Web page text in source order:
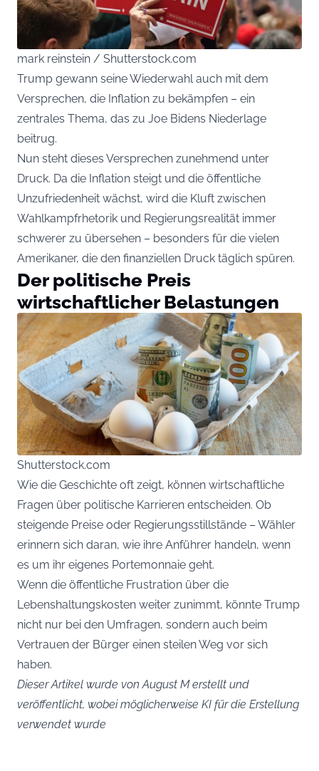
mark reinstein / Shutterstock.com
Trump gewann seine Wiederwahl auch mit dem
Versprechen, die Inflation zu bekämpfen – ein
zentrales Thema, das zu Joe Bidens Niederlage
beitrug.
Nun steht dieses Versprechen zunehmend unter
Druck. Da die Inflation steigt und die öffentliche
Unzufriedenheit wächst, wird die Kluft zwischen
Wahlkampfrhetorik und Regierungsrealität immer
schwerer zu übersehen – besonders für die vielen
Amerikaner, die den finanziellen Druck täglich spüren.
Der politische Preis
wirtschaftlicher Belastungen
Shutterstock.com
Wie die Geschichte oft zeigt, können wirtschaftliche
Fragen über politische Karrieren entscheiden. Ob
steigende Preise oder Regierungsstillstände – Wähler
erinnern sich daran, wie ihre Anführer handeln, wenn
es um ihr eigenes Portemonnaie geht.
Wenn die öffentliche Frustration über die
Lebenshaltungskosten weiter zunimmt, könnte Trump
nicht nur bei den Umfragen, sondern auch beim
Vertrauen der Bürger einen steilen Weg vor sich
haben.
Dieser Artikel wurde von August M erstellt und
veröffentlicht, wobei möglicherweise KI für die Erstellung
verwendet wurde